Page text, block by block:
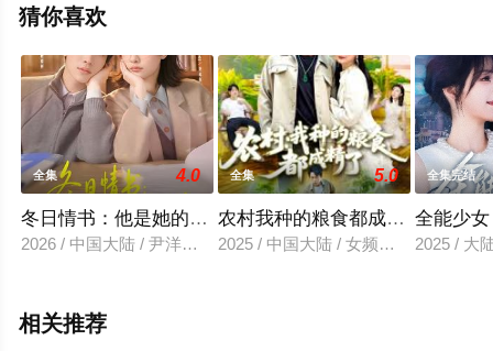
信息可移步至豆瓣电视剧、电视猫或剧情网等平台了解。
。
猜你喜欢
全集 4.0
冬日情书：他是她的男主角
2026 / 中国大陆 / 尹洋＆赵毓杰
全集 5.0
农村我种的粮食都成精了
2025 / 中国大陆 / 女频恋爱
全集完结
全能少
2025 / 大
相关推荐